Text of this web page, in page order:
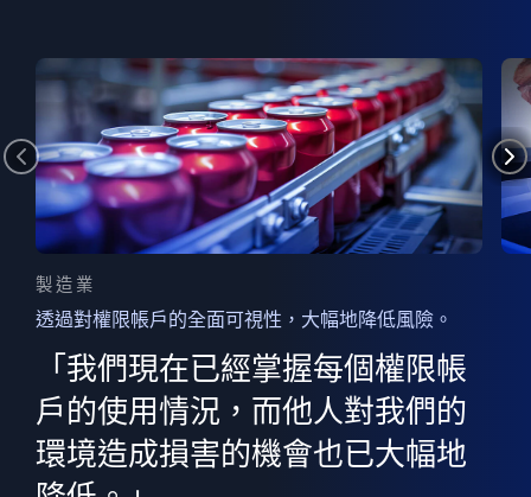
製造業
透過對權限帳戶的全面可視性，大幅地降低風險。
「我們現在已經掌握每個權限帳
戶的使用情況，而他人對我們的
環境造成損害的機會也已大幅地